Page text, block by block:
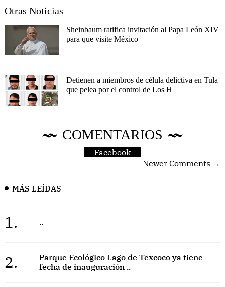
Otras Noticias
Sheinbaum ratifica invitación al Papa León XIV
para que visite México
Detienen a miembros de célula delictiva en Tula
que pelea por el control de Los H
COMENTARIOS
Facebook
Newer Comments →
MÁS LEÍDAS
1. ..
2.
Parque Ecológico Lago de Texcoco ya tiene
fecha de inauguración ..